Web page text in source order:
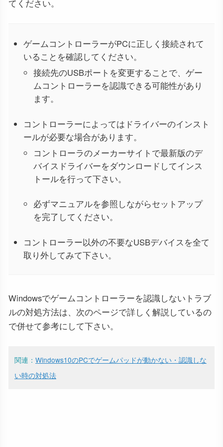
てください。
ゲームコントローラーがPCに正しく接続されて
いることを確認してください。
接続先のUSBポートを変更することで、ゲー
ムコントローラーを認識できる可能性があり
ます。
コントローラーによってはドライバーのインスト
ールが必要な場合があります。
コントローラのメーカーサイトで最新版のデ
バイスドライバーをダウンロードしてインス
トールを行って下さい。
必ずマニュアルを参照しながらセットアップ
を完了してください。
コントローラー以外の不要なUSBデバイスを全て
取り外してみて下さい。
Windowsでゲームコントローラーを認識しないトラブ
ルの対処方法は、次のページで詳しく解説しているの
で併せて参考にして下さい。
関連： Windows10のPCでゲームパッドが動かない・認識しな
い時の対処法